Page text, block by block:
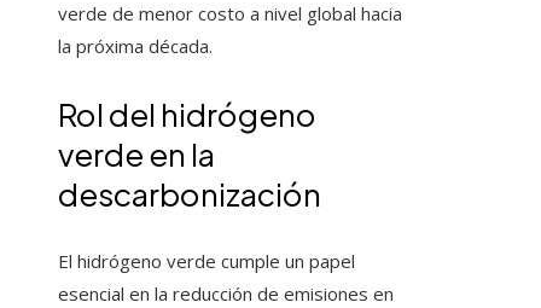
verde de menor costo a nivel global hacia
la próxima década.
Rol del hidrógeno
verde en la
descarbonización
El hidrógeno verde cumple un papel
esencial en la reducción de emisiones en